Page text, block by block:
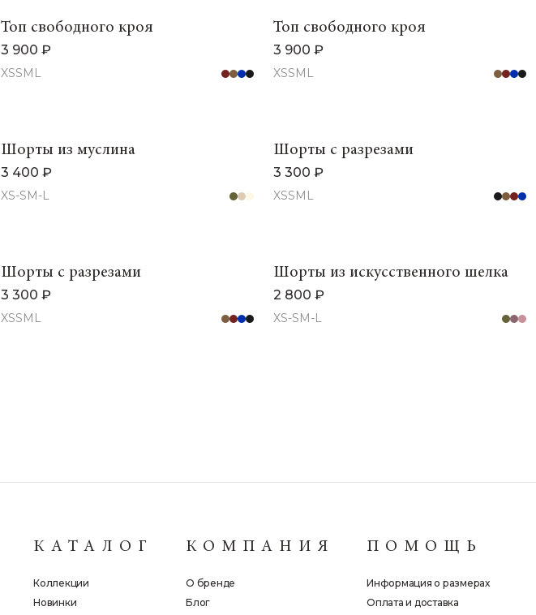
Топ свободного кроя
3 900 ₽
XSSM L
Топ свободного кроя
3 900 ₽
XSSM L
Шорты из муслина
3 400 ₽
XS-SM-L
Шорты с разрезами
3 300 ₽
XSSM L
Шорты с разрезами
3 300 ₽
XSSM L
Шорты из искусственного шелка
2 800 ₽
XS-SM-L
КАТАЛОГ
Коллекции
Новинки
КОМПАНИЯ
О бренде
Блог
ПОМОЩЬ
Информация о размерах
Оплата и доставка